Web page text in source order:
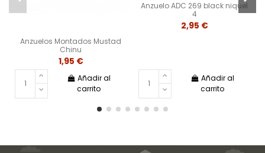
Anzuelos Montados Mustad
Chinu
1,95 €
Añadir al
carrito
Anzuelo ADC 269 black niquel
4
2,95 €
Añadir al
carrito